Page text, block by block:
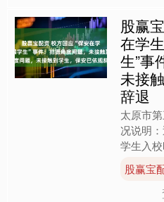
股赢
在学
生”事
未接
辞退
太原市
况说明
学生入
高度重
现场工
股赢宝